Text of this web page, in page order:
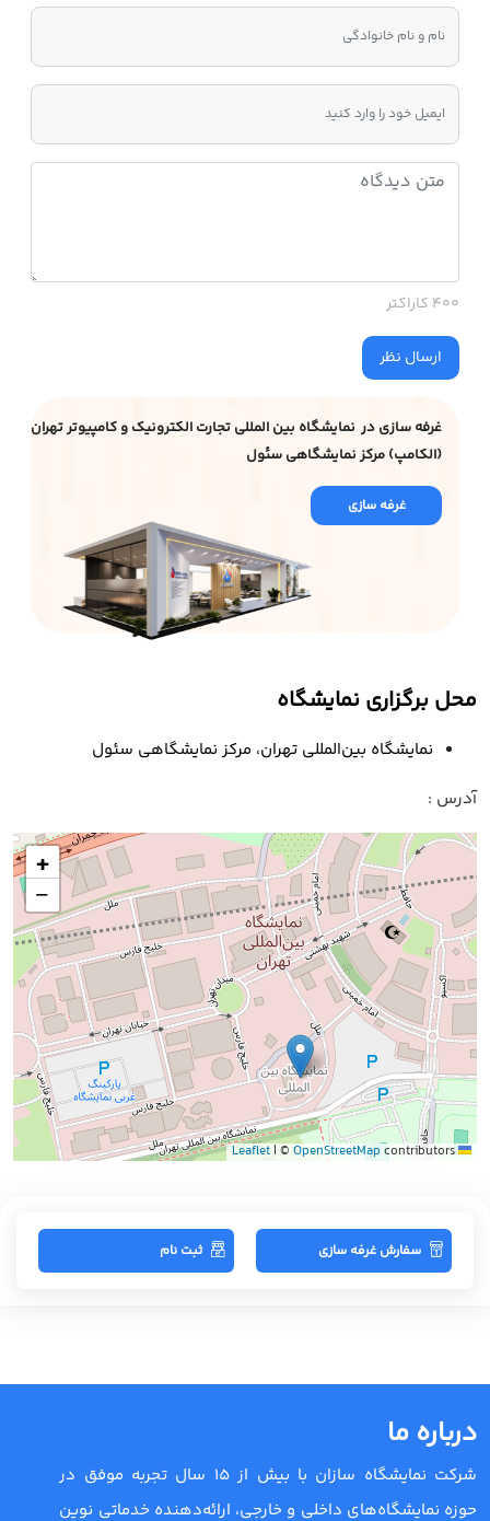
400 کاراکتر
ارسال نظر
غرفه سازی در نمایشگاه بین المللی تجارت الکترونیک و کامپیوتر تهران
(الکامپ) مرکز نمایشگاهی سئول
غرفه سازی
محل برگزاری نمایشگاه
نمایشگاه بین‌المللی تهران، مرکز نمایشگاهی سئول
آدرس :
+
−
| © OpenStreetMap contributors
سفارش غرفه سازی ثبت نام
درباره ما
شرکت نمایشگاه سازان با بیش از 15 سال تجربه موفق در
حوزه نمایشگاه‌های داخلی و خارجی، ارائه‌دهنده خدماتی نوین